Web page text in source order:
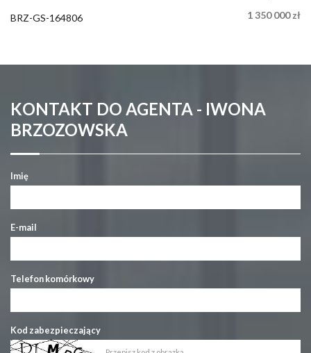
BRZ-GS-164806 1 350 000 zł
KONTAKT DO AGENTA - IWONA
BRZOZOWSKA
Imię
E-mail
Telefon komórkowy
Kod zabezpieczający